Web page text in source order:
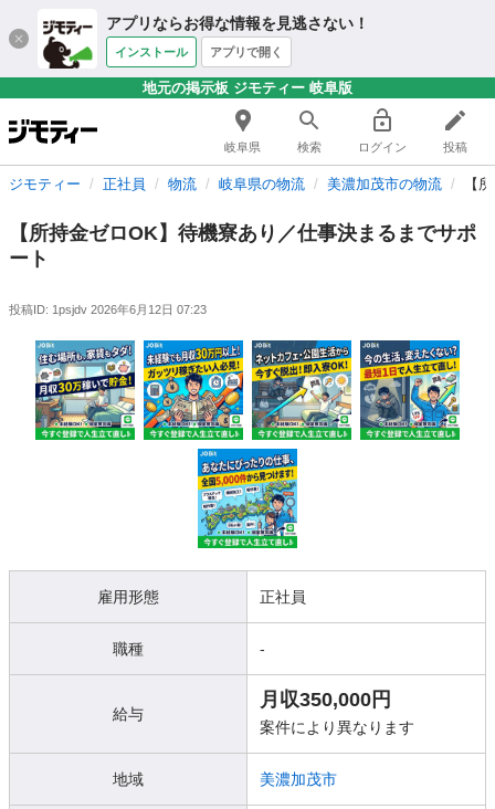
アプリならお得な情報を見逃さない！
インストール アプリで開く
地元の掲示板 ジモティー 岐阜版
岐阜県 検索 ログイン 投稿
ジモティー 正社員 物流 岐阜県の物流 美濃加茂市の物流 【
【所持金ゼロOK】待機寮あり／仕事決まるまでサポ
ート
投稿ID: 1psjdv 2026年6月12日 07:23
雇用形態 正社員
職種 -
給与
月収350,000円
案件により異なります
地域 美濃加茂市